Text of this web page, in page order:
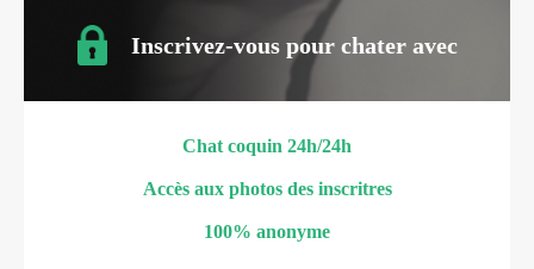
Inscrivez-vous pour chater avec
Chat coquin 24h/24h
Accès aux photos des inscritres
100% anonyme